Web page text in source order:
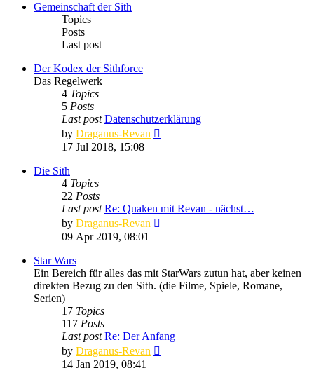
Gemeinschaft der Sith
Topics
Posts
Last post
Der Kodex der Sithforce
Das Regelwerk
4 Topics
5 Posts
Last post Datenschutzerklärung
by Draganus-Revan
17 Jul 2018, 15:08
Die Sith
4 Topics
22 Posts
Last post Re: Quaken mit Revan - nächst…
by Draganus-Revan
09 Apr 2019, 08:01
Star Wars
Ein Bereich für alles das mit StarWars zutun hat, aber keinen
direkten Bezug zu den Sith. (die Filme, Spiele, Romane,
Serien)
17 Topics
117 Posts
Last post Re: Der Anfang
by Draganus-Revan
14 Jan 2019, 08:41